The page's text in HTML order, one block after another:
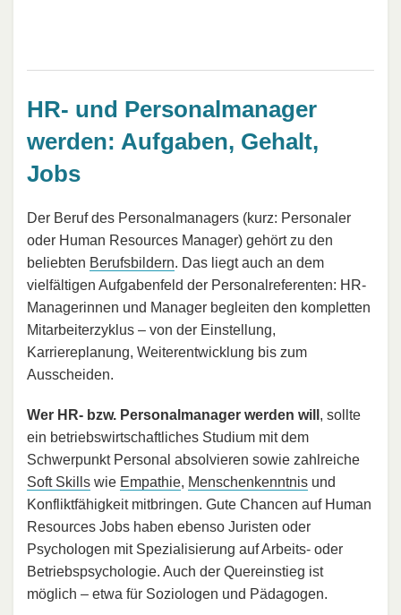
HR- und Personalmanager
werden: Aufgaben, Gehalt,
Jobs
Der Beruf des Personalmanagers (kurz: Personaler
oder Human Resources Manager) gehört zu den
beliebten Berufsbildern. Das liegt auch an dem
vielfältigen Aufgabenfeld der Personalreferenten: HR-
Managerinnen und Manager begleiten den kompletten
Mitarbeiterzyklus – von der Einstellung,
Karriereplanung, Weiterentwicklung bis zum
Ausscheiden.
Wer HR- bzw. Personalmanager werden will , sollte
ein betriebswirtschaftliches Studium mit dem
Schwerpunkt Personal absolvieren sowie zahlreiche
Soft Skills wie Empathie, Menschenkenntnis und
Konfliktfähigkeit mitbringen. Gute Chancen auf Human
Resources Jobs haben ebenso Juristen oder
Psychologen mit Spezialisierung auf Arbeits- oder
Betriebspsychologie. Auch der Quereinstieg ist
möglich – etwa für Soziologen und Pädagogen.